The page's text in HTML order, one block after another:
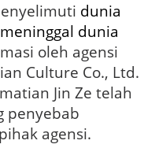
dunia
meninggal dunia
oleh agensi
Culture Co., Ltd.
Jin Ze telah
penyebab
agensi.